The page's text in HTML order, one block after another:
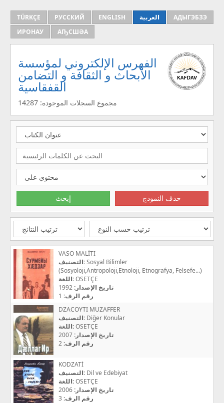
TÜRKÇE РУССКИЙ ENGLISH العربية
АДЫГЭБЗЭ
ИРОНАУ
АҦСШӘА
الفهرس الإلكتروني لمؤسسة
الأبحاث و الثقافة و التضامن
القفقاسية
مجموع السجلات الموجوده: 14287
VASO MALİTI
التصنيف:Sosyal Bilimler
(Sosyoloji,Antropoloji,Etnoloji, Etnografya, Felsefe...)
اللغة:OSETÇE
تاريخ الإصدار:
رقم الرف:
DZACOYTI MUZAFFER
التصنيف: Diğer Konular
اللغة:OSETÇE
تاريخ الإصدار:
رقم الرف:
KODZATİ
التصنيف: Dil ve Edebiyat
اللغة:OSETÇE
تاريخ الإصدار:
رقم الرف: